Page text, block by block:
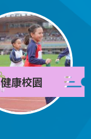
健康校園